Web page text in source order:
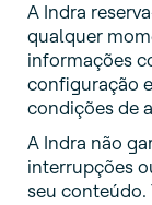
A Indra
qualquer
informações
configuração
condições de
A Indra não
interrupções
seu conteúdo.